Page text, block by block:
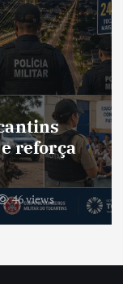
reforça
46 views